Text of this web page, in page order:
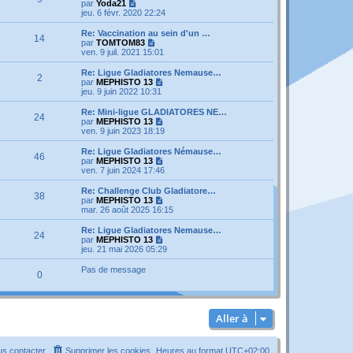
par Yoda21
o
i
r
l
e
e
r
n
i
r
m
e
s
s
a
g
e
jeu. 6 févr. 2020 22:24
14
Re: Vaccination au sein d'un …
par TOMTOM83
o
i
r
l
e
e
r
n
i
r
m
e
s
s
a
g
e
ven. 9 juil. 2021 15:01
2
Re: Ligue Gladiatores Nemause…
par MEPHISTO 13
i
r
e
r
n
i
r
e
s
s
g
e
jeu. 9 juin 2022 10:31
24
Re: Mini-ligue GLADIATORES NE…
par MEPHISTO 13
o
i
r
e
e
r
n
i
r
e
s
g
e
ven. 9 juin 2023 18:19
46
Re: Ligue Gladiatores Némause…
par MEPHISTO 13
o
i
r
e
r
n
i
e
s
e
ven. 7 juin 2024 17:46
38
Re: Challenge Club Gladiatore…
par MEPHISTO 13
o
i
r
e
i
s
mar. 26 août 2025 16:15
24
Re: Ligue Gladiatores Nemause…
par MEPHISTO 13
o
i
d
jeu. 21 mai 2026 05:29
0 Pas de message
Aller à
Heures au format UTC+02:00
Supprimer les cookies
contacter